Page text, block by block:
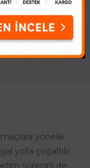
yönelik
yolla çoğaltılır